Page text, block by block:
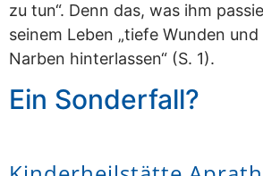
zu tun“. Denn das, was ihm
seinem Leben „tiefe Wunden
Narben hinterlassen“ (S. 1).
Ein Sonderfall?